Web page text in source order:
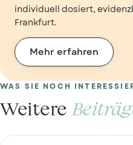
individuell dosiert,
Frankfurt.
Mehr erfahren
WAS SIE NOCH
Weitere